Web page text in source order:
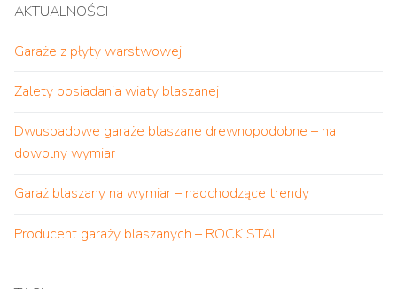
AKTUALNOŚCI
Garaże z płyty warstwowej
Zalety posiadania wiaty blaszanej
Dwuspadowe garaże blaszane drewnopodobne – na
dowolny wymiar
Garaż blaszany na wymiar – nadchodzące trendy
Producent garaży blaszanych – ROCK STAL